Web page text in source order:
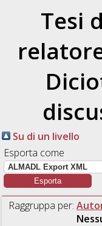
Tesi
Su di un livello
Esporta come
Raggruppa per: